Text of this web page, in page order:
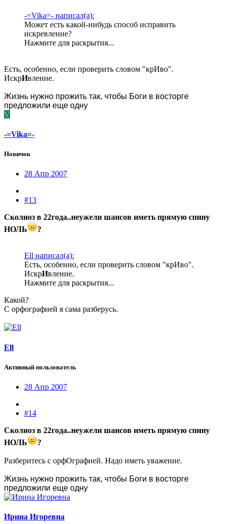
-=Vika=- написал(а):
Может есть какой-нибудь способ исправить
искревление?
Нажмите для раскрытия...
Есть, особенно, если проверить словом "крИво".
ИскрИвление.
Жизнь нужно прожить так, чтобы Боги в восторге
предложили еще одну
V
-=Vika=-
Новичок
28 Апр 2007
#13
Сколиоз в 22года..неужели шансов иметь прямую спину
НОЛЬ
?
Ell написал(а):
Есть, особенно, если проверить словом "крИво".
ИскрИвление.
Нажмите для раскрытия...
Какой?
С орфографией я сама разберусь.
Ell
Активный пользователь
28 Апр 2007
#14
Сколиоз в 22года..неужели шансов иметь прямую спину
НОЛЬ
?
Разберитесь с орфОграфией. Надо иметь уважение.
Жизнь нужно прожить так, чтобы Боги в восторге
предложили еще одну
Ирина Игоревна